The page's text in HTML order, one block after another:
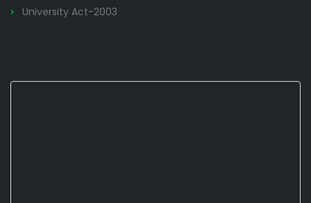
University Act-2003